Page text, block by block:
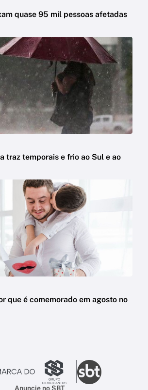
quase 95 mil pessoas afetadas
traz temporais e frio ao Sul e ao
que é comemorado em agosto no
Anuncie no SBT